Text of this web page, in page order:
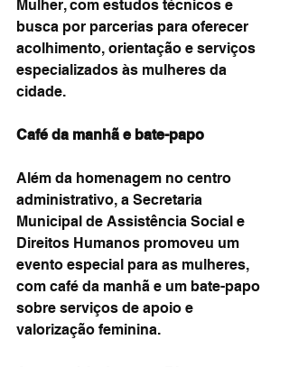
Mulher, com estudos técnicos e
busca por parcerias para oferecer
acolhimento, orientação e serviços
especializados às mulheres da
cidade.
Café da manhã e bate-papo
Além da homenagem no centro
administrativo, a Secretaria
Municipal de Assistência Social e
Direitos Humanos promoveu um
evento especial para as mulheres,
com café da manhã e um bate-papo
sobre serviços de apoio e
valorização feminina.